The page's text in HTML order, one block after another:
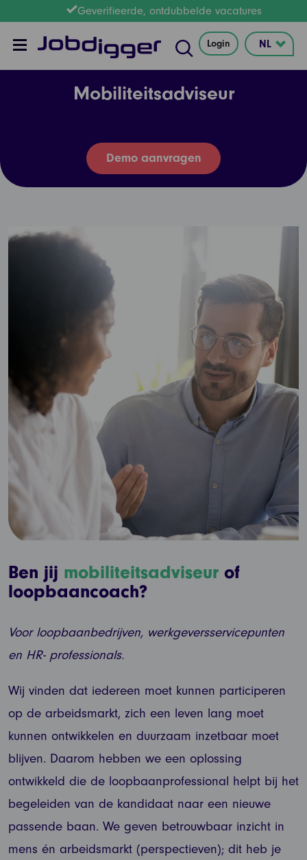
Geverifieerde, ontdubbelde vacatures
Login
Mobiliteitsadviseur
Demo aanvragen
Ben jij mobiliteitsadviseur of
loopbaancoach?
Voor loopbaanbedrijven, werkgeversservicepunten
en HR- professionals.
Wij vinden dat iedereen moet kunnen participeren
op de arbeidsmarkt, zich een leven lang moet
kunnen ontwikkelen en duurzaam inzetbaar moet
blijven. Daarom hebben we een oplossing
ontwikkeld die de loopbaanprofessional helpt bij het
begeleiden van de kandidaat naar een nieuwe
passende baan. We geven betrouwbaar inzicht in
mens én arbeidsmarkt (perspectieven); dit heb je